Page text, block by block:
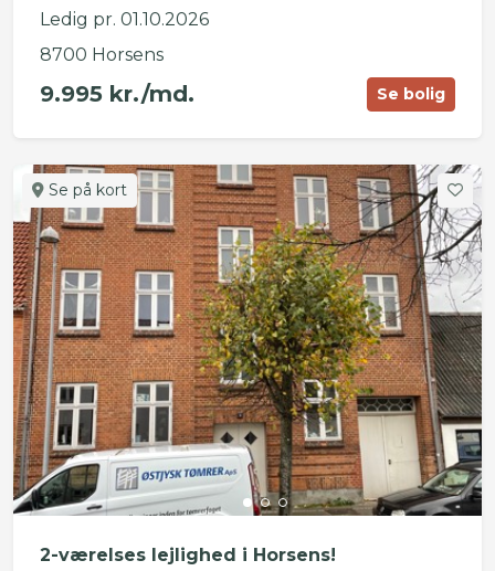
Ledig pr. 01.10.2026
8700 Horsens
9.995 kr./md. Se bolig
Se på kort
2-værelses lejlighed i Horsens!